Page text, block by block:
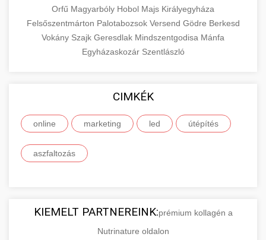
Orfű Magyarbóly Hobol Majs Királyegyháza
Felsőszentmárton Palotabozsok Versend Gödre Berkesd
Vokány Szajk Geresdlak Mindszentgodisa Mánfa
Egyházaskozár Szentlászló
CIMKÉK
online marketing led útépítés
aszfaltozás
KIEMELT PARTNEREINK:prémium kollagén a
Nutrinature oldalon